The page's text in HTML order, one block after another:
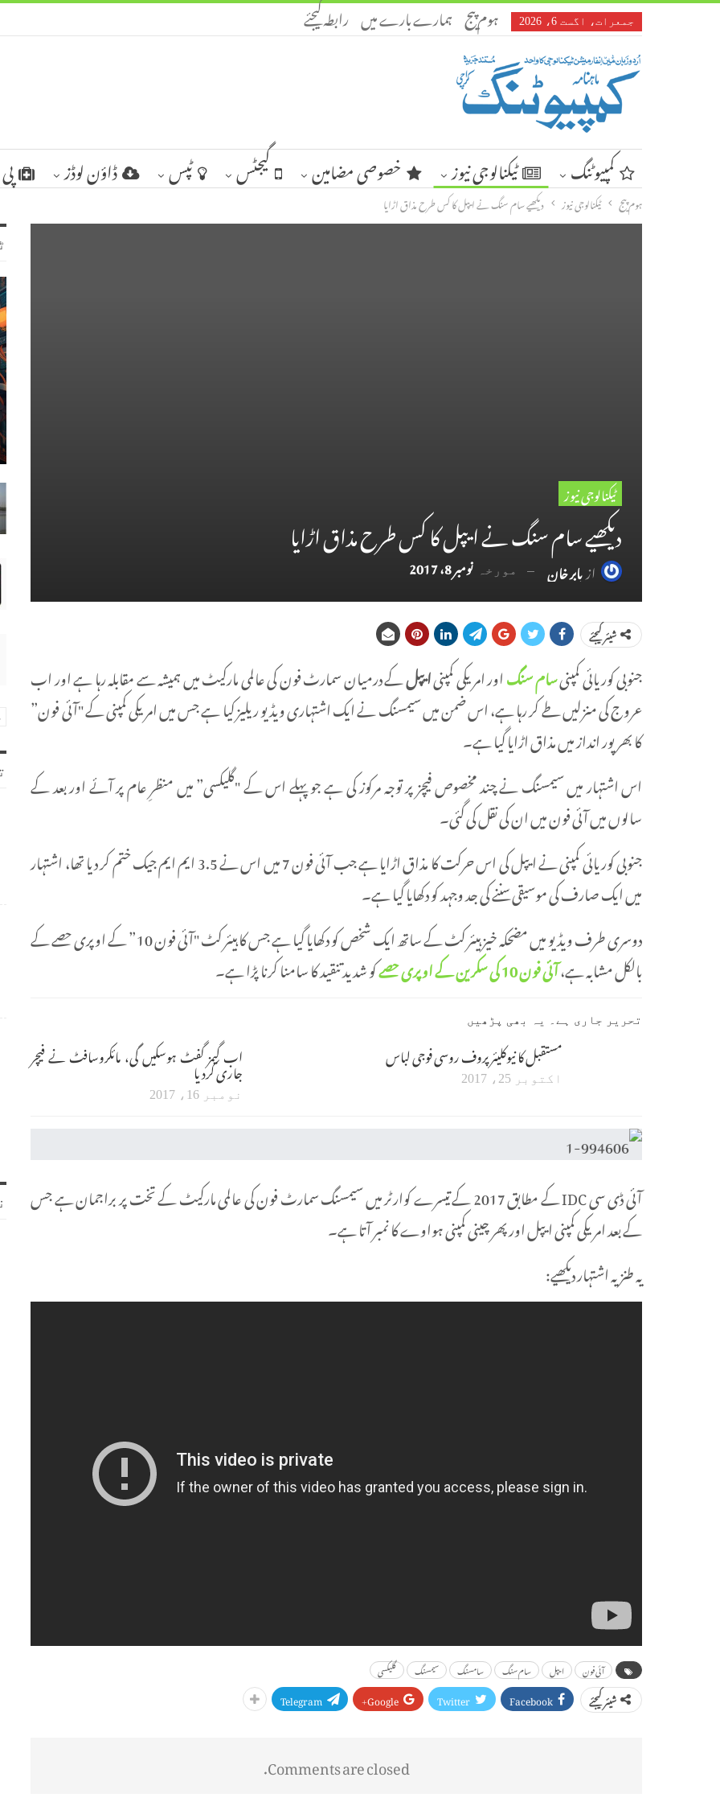
جمعرات، اگست 6، 2026 ہوم پیج ہمارے بارے میں رابطہ کیجئے
کمپیوٹنگ ٹیکنالوجی نیوز خصوصی مضامین گیجٹس ٹپس ڈاؤن لوڈز
ہوم پیج ٹیکنالوجی نیوز دیکھیے سام سنگ نے ایپل کا کس طرح مذاق اڑایا
ٹیکنالوجی نیوز
دیکھیے سام سنگ نے ایپل کا کس طرح مذاق اڑایا
ازبابر خان مورخہ نومبر 8، 2017
شیئر کیجئے
جنوبی کوریائی کمپنیسام سنگاور امریکی کمپنیایپلکے درمیان سمارٹ فون کی عالمی مارکیٹ میں ہمیشہ سے مقابلہ رہا ہے اور اب
عروج کی منزلیں طے کر رہا ہے، اس ضمن میں سیمسنگ نے ایک اشتہاری ویڈیو ریلیز کیا ہے جس میں امریکی کمپنی کے "آئی فون”
کا بھرپور انداز میں مذاق اڑایا گیا ہے۔
اس اشتہار میں سیمسنگ نے چند مخصوص فیچز پر توجہ مرکوز کی ہے جو پہلے اس کے "گلیکسی” میں منظرِ عام پر آئے اور بعد کے
سالوں میں آئی فون میں ان کی نقل کی گئی۔
جنوبی کوریائی کمپنی نے ایپل کی اس حرکت کا مذاق اڑایا ہے جب آئی فون 7 میں اس نے 3.5 ایم ایم جیک ختم کر دیا تھا، اشتہار
میں ایک صارف کی موسیقی سننے کی جد وجہد کو دکھایا گیا ہے۔
دوسری طرف ویڈیو میں مضحکہ خیز ہیئر کٹ کے ساتھ ایک شخص کو دکھایا گیا ہے جس کا ہیئر کٹ "آئی فون 10” کے اوپری حصے کے
بالکل مشابہ ہے،آئی فون 10 کی سکرین کے اوپری حصے کو شدید تنقید کا سامنا کرنا پڑا ہے۔
تحریر جاری ہے۔ یہ بھی پڑھیں
مستقبل کا نیوکلیئر پروف روسی فوجی لباس
اکتوبر 25، 2017
اب گیمز گفٹ ہوسکیں گی، مائکروسافٹ نے فیچر
جاری کردیا
نومبر 16، 2017
آئی ڈی سی IDC کے مطابق 2017 کے تیسرے کوارٹر میں سیمسنگ سمارٹ فون کی عالمی مارکیٹ کے تخت پر براجمان ہے جس
کے بعد امریکی کمپنی ایپل اور پھر چینی کمپنی ہواوے کا نمبر آتا ہے۔
یہ طنزیہ اشتہار دیکھیے:
آئی فون ایپل سام سنگ سامسنگ سیمسنگ گلیکسی
شیئر کیجئے Facebook
Twitter
Google+
Telegram
Comments are closed.